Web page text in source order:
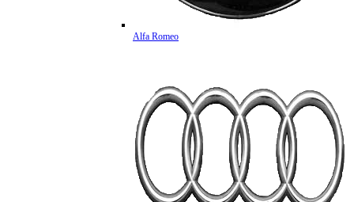
Alfa Romeo